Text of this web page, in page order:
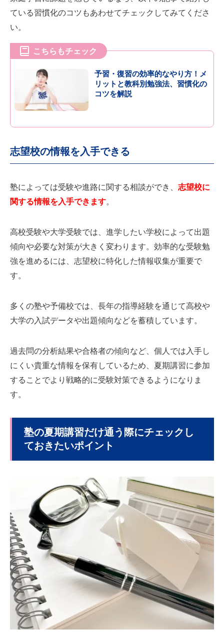
ている習慣化のコツもあわせてチェックしてみてくださ
い。
こちらもチェック
予習・復習の効率的なやり方！メ
リットと教科別勉強法、習慣化の
コツを解説
志望校の情報を入手できる
塾によっては受験や進路に関する相談ができ、 志望校に
関する情報を入手できます。
高校受験や大学受験では、進学したい学校によって出題
傾向や必要な対策が大きく変わります。効率的な受験勉
強を進めるには、志望校に特化した情報収集が重要で
す。
多くの塾や予備校では、長年の指導経験を通じて高校や
大学の入試データや出題傾向などを蓄積しています。
過去問の分析結果や合格者の傾向など、個人では入手し
にくい貴重な情報を保有しているため、夏期講習に参加
することでより戦略的に受験対策できるようになりま
す。
塾の夏期講習だけ通う際にチェックし
ておきたいポイント